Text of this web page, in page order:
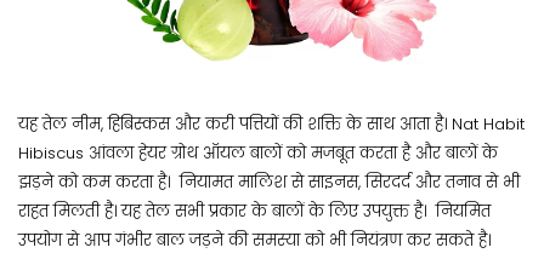
यह तेल नीम, हिबिस्कस और करी पत्तियों की शक्ति के साथ आता है। Nat Habit
Hibiscus आंवला हेयर ग्रोथ ऑयल बालों को मजबूत करता है और बालों के
झड़ने को कम करता है। नियामत मालिश से साइनस, सिरदर्द और तनाव से भी
राहत मिलती है। यह तेल सभी प्रकार के बालों के लिए उपयुक्त है। नियमित
उपयोग से आप गंभीर बाल जड़ने की समस्या को भी नियंत्रण कर सकते है।